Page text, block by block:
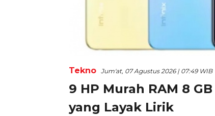
Tekno Jum'at, 07 Agustus 2026 | 07:49 WIB
9 HP Murah RAM 8
yang Layak Lirik